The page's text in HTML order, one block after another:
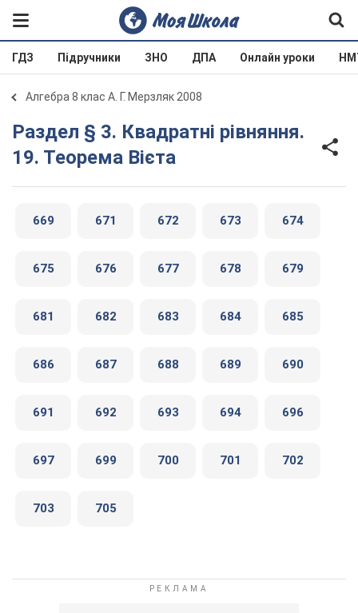
ГДЗ Підручники ЗНО ДПА Онлайн уроки
Алгебра 8 клас А. Г. Мерзляк 2008
Раздел § 3. Квадратні рівняння.
19. Теорема Вієта
669 671 672 673 674
675 676 677 678 679
681 682 683 684 685
686 687 688 689 690
691 692 693 694 696
697 699 700 701 702
703 705